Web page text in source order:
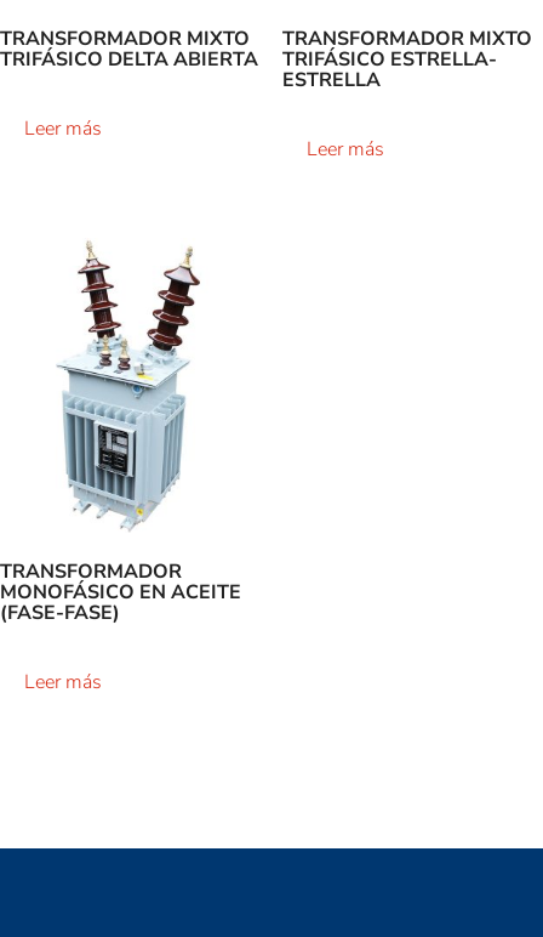
TRANSFORMADOR MIXTO
TRIFÁSICO DELTA ABIERTA
Leer más
TRANSFORMADOR MIXTO
TRIFÁSICO ESTRELLA-
ESTRELLA
Leer más
TRANSFORMADOR
MONOFÁSICO EN ACEITE
(FASE-FASE)
Leer más